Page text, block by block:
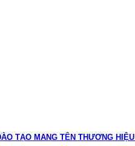
TẠO MANG TÊN THƯƠNG HIỆU